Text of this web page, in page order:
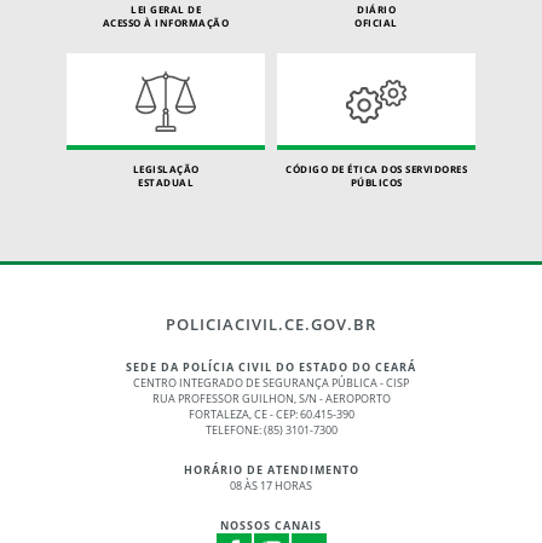
LEI GERAL DE
ACESSO À INFORMAÇÃO
DIÁRIO
OFICIAL
LEGISLAÇÃO
ESTADUAL
CÓDIGO DE ÉTICA DOS SERVIDORES
PÚBLICOS
POLICIACIVIL.CE.GOV.BR
SEDE DA POLÍCIA CIVIL DO ESTADO DO CEARÁ
CENTRO INTEGRADO DE SEGURANÇA PÚBLICA - CISP
RUA PROFESSOR GUILHON, S/N - AEROPORTO
FORTALEZA, CE - CEP: 60.415-390
TELEFONE: (85) 3101-7300
HORÁRIO DE ATENDIMENTO
08 ÀS 17 HORAS
NOSSOS CANAIS